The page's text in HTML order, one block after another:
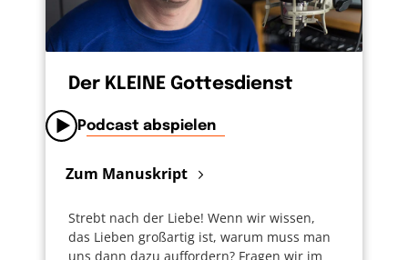
Der KLEINE Gottesdienst
Podcast abspielen
Zum Manuskript
Strebt nach der Liebe! Wenn wir wissen,
das Lieben großartig ist, warum muss man
uns dann dazu auffordern? Fragen wir im